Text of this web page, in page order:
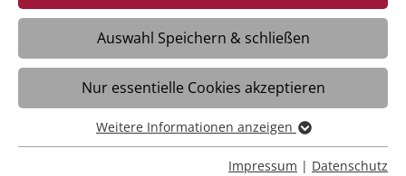
Lebensmittel
Obst & Gemüse
Auswahl Speichern & schließen
Nur essentielle Cookies akzeptieren
Essentiell
Essentielle Cookies werden für grundlegende Funktionen
Weitere Informationen anzeigen
Impressum | Datenschutz